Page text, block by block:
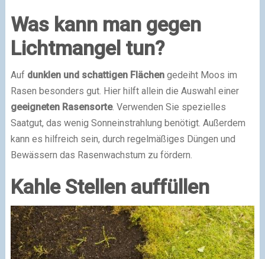
Was kann man gegen
Lichtmangel tun?
Auf dunklen und schattigen Flächengedeiht Moos im
Rasen besonders gut. Hier hilft allein die Auswahl einer
geeigneten Rasensorte. Verwenden Sie spezielles
Saatgut, das wenig Sonneinstrahlung benötigt. Außerdem
kann es hilfreich sein, durch regelmäßiges Düngen und
Bewässern das Rasenwachstum zu fördern.
Kahle Stellen auffüllen